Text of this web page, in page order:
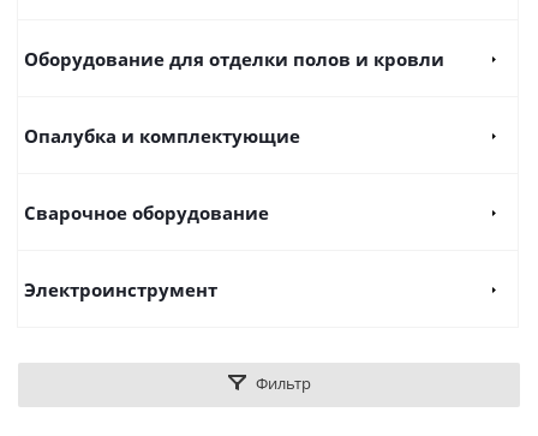
Оборудование для отделки полов и кровли
Опалубка и комплектующие
Сварочное оборудование
Электроинструмент
Фильтр